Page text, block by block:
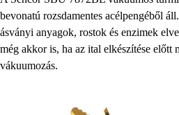
bevonatú rozsdamentes acélpengéből
ásványi anyagok, rostok és enzimek
még akkor is, ha az ital elkészítése előtt
vákuumozás.